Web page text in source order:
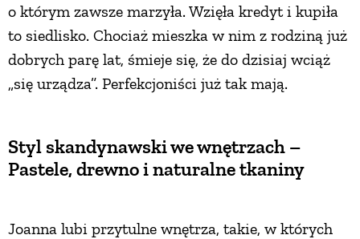
o którym zawsze marzyła. Wzięła kredyt i kupiła
to siedlisko. Chociaż mieszka w nim z rodziną już
dobrych parę lat, śmieje się, że do dzisiaj wciąż
„się urządza”. Perfekcjoniści już tak mają.
Styl skandynawski we wnętrzach –
Pastele, drewno i naturalne tkaniny
Joanna lubi przytulne wnętrza, takie, w których